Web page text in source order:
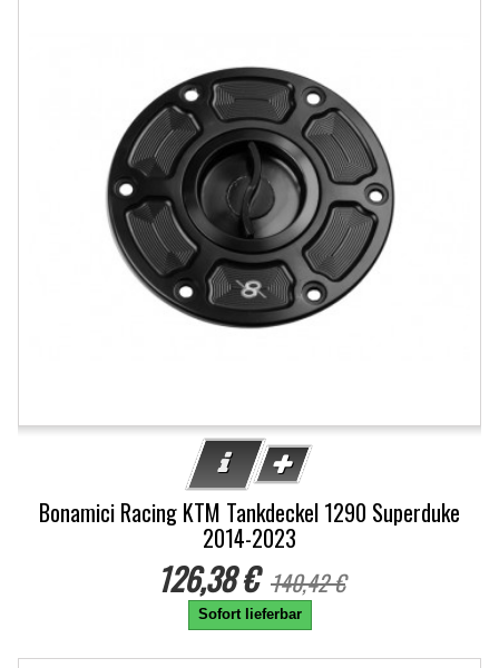
Bonamici Racing KTM Tankdeckel 1290 Superduke
2014-2023
126,38 € 140,42 €
Sofort lieferbar